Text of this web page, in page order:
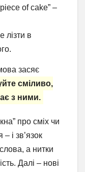
of cake” –
лізти в
засяє
сміливо,
з ними.
про сміх чи
і зв’язок
а нитки
Далі – нові